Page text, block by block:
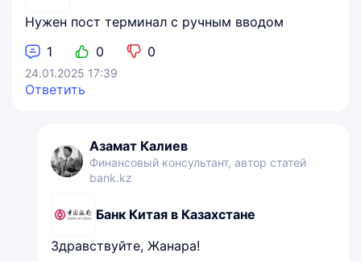
Нужен пост терминал с ручным вводом
1
0 0
24.01.2025 17:39
Ответить
Азамат Калиев
Финансовый консультант, автор статей
bank.kz
Банк Китая в Казахстане
Здравствуйте, Жанара!